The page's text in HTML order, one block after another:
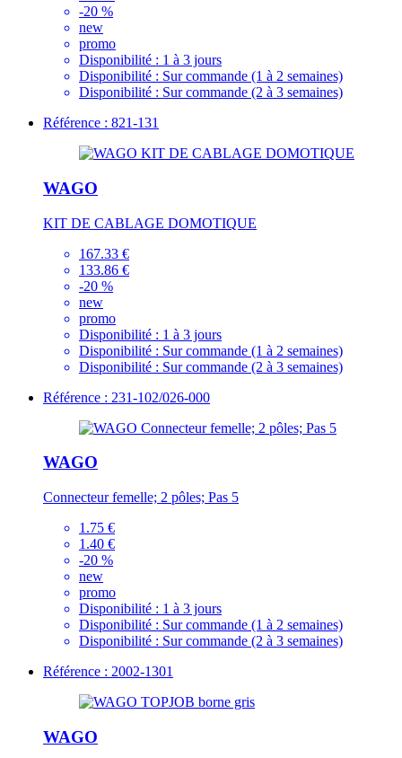
-20 %
new
promo
Disponibilité : 1 à 3 jours
Disponibilité : Sur commande (1 à 2 semaines)
Disponibilité : Sur commande (2 à 3 semaines)
Référence : 821-131
WAGO
KIT DE CABLAGE DOMOTIQUE
167.33 €
133.86 €
-20 %
new
promo
Disponibilité : 1 à 3 jours
Disponibilité : Sur commande (1 à 2 semaines)
Disponibilité : Sur commande (2 à 3 semaines)
Référence : 231-102/026-000
WAGO
Connecteur femelle; 2 pôles; Pas 5
1.75 €
1.40 €
-20 %
new
promo
Disponibilité : 1 à 3 jours
Disponibilité : Sur commande (1 à 2 semaines)
Disponibilité : Sur commande (2 à 3 semaines)
Référence : 2002-1301
WAGO